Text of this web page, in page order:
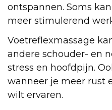
ontspannen. Soms
meer stimulerend
Voetreflexmassage
andere schouder- en
stress en hoofdpijn.
wanneer je meer rust
wilt ervaren.